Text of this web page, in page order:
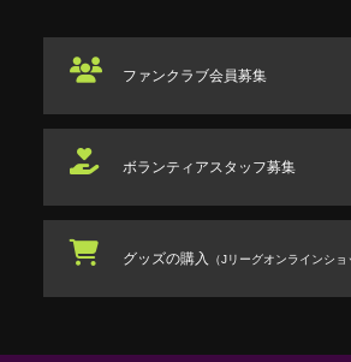
ファンクラブ会員募集
ボランティアスタッフ募集
グッズの購入 （Jリーグオンラインショ